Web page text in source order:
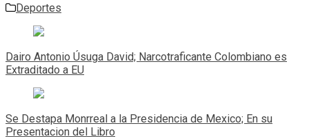
Deportes
Navegación
de
entradas
Dairo Antonio Úsuga David; Narcotraficante Colombiano es
Extraditado a EU
Se Destapa Monrreal a la Presidencia de Mexico; En su
Presentacion del Libro